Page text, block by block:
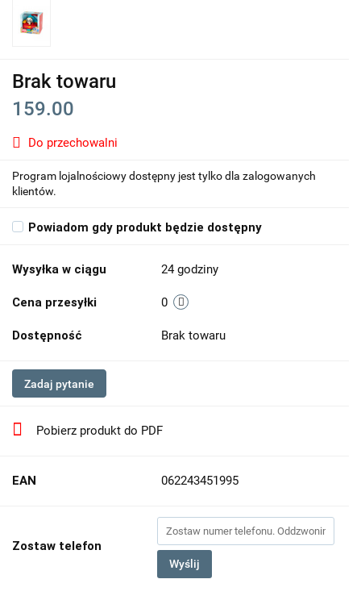
Brak towaru
159.00
Do przechowalni
Program lojalnościowy dostępny jest tylko dla zalogowanych
klientów.
Powiadom gdy produkt będzie dostępny
Wysyłka w ciągu 24 godziny
Cena przesyłki 0
Dostępność Brak towaru
Zadaj pytanie
Pobierz produkt do PDF
EAN 062243451995
Zostaw telefon
Wyślij